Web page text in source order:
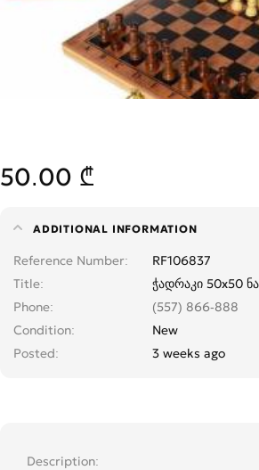
50.00 ₾
ADDITIONAL INFORMATION
Reference Number
RF106837
Title
ჭადრაკი 50x50
Phone
(557) 866-888
Condition
New
Posted
3 weeks ago
Description